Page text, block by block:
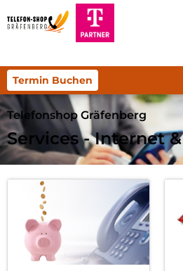
Termin Buchen
Telefonshop Gräfenberg
Services - Internet